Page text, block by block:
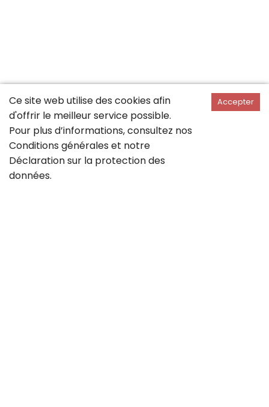
Ce site web utilise des cookies afin
d'offrir le meilleur service possible.
Pour plus d’informations, consultez nos
Conditions générales et notre
Déclaration sur la protection des
données.
Accepter